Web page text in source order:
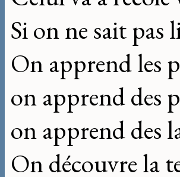
Si on ne sait pas
On apprend les
on apprend des
on apprend des
On découvre la